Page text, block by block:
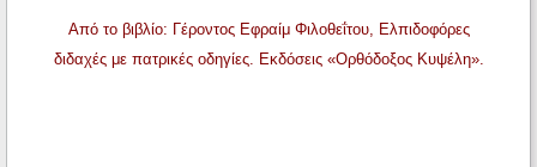
Από το βιβλίο: Γέροντος Εφραίμ Φιλοθεΐτου, Ελπιδοφόρες
διδαχές με πατρικές οδηγίες. Εκδόσεις «Ορθόδοξος Κυψέλη».